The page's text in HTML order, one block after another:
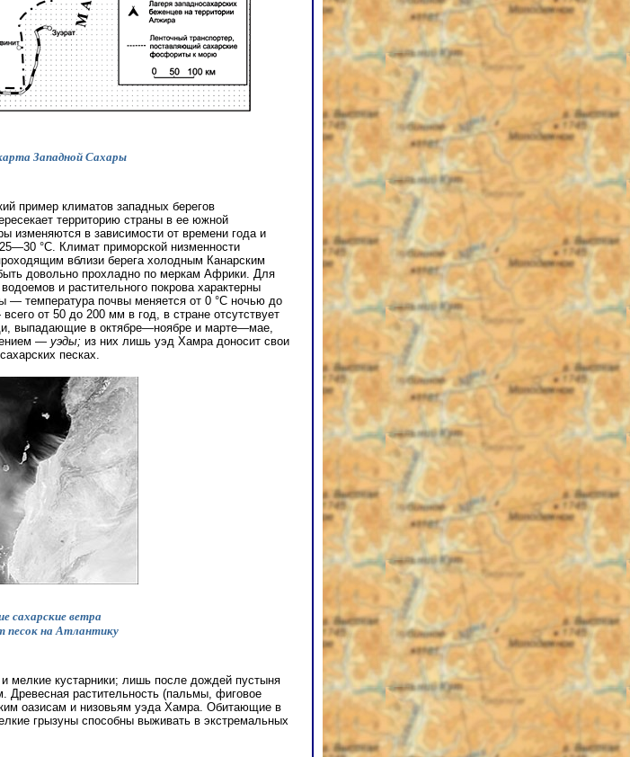
Западной Сахары
пример климатов западных берегов
территорию страны в ее южной
изменяются в зависимости от времени года и
°C. Климат приморской низменности
вблизи берега холодным Канарским
довольно прохладно по меркам Африки. Для
и растительного покрова характерны
— температура почвы меняется от 0 °C ночью до
от 50 до 200 мм в год, в стране отсутствует
выпадающие в октябре—ноябре и марте—мае,
— уэды; из них лишь уэд Хамра доносит свои
песках.
сахарские ветра
песок на Атлантику
мелкие кустарники; лишь после дождей пустыня
Древесная растительность (пальмы, фиговое
оазисам и низовьям уэда Хамра. Обитающие в
грызуны способны выживать в экстремальных